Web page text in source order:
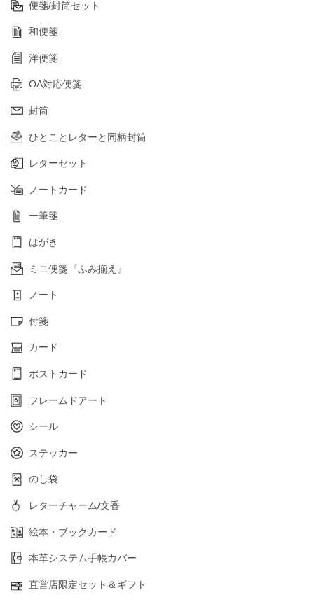
便箋/封筒セット
和便箋
洋便箋
OA対応便箋
封筒
ひとことレターと同柄封筒
レターセット
ノートカード
一筆箋
はがき
ミニ便箋『ふみ揃え』
ノート
付箋
カード
ポストカード
フレームドアート
シール
ステッカー
のし袋
レターチャーム/文香
絵本・ブックカード
本革システム手帳カバー
直営店限定セット＆ギフト